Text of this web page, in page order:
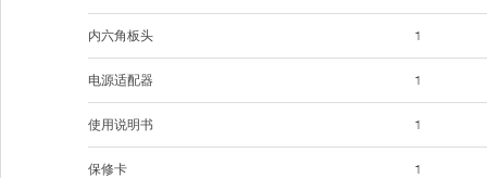
内六角板头
电源适配器
使用说明书
保修卡
1
1
1
1